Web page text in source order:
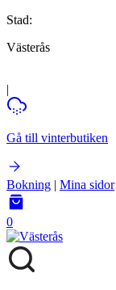
Stad:
Västerås
|
Gå till vinterbutiken
Bokning | Mina sidor
0